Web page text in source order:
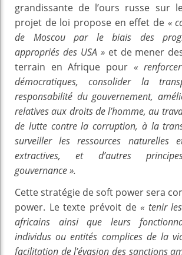
grandissante de l’ours russe sur
projet de loi propose en effet de «
de Moscou par le biais des
appropriés des USA »et de mener
terrain en Afrique pour «
démocratiques, consolider la
responsabilité du gouvernement,
relatives aux droits de l’homme, au
de lutte contre la corruption, à la
surveiller les ressources naturelles
extractives, et d’autres
gouvernance ».
Cette stratégie de soft power sera
power. Le texte prévoit de« tenir
africains ainsi que leurs
individus ou entités complices de la
facilitation de l’évasion des sanctions